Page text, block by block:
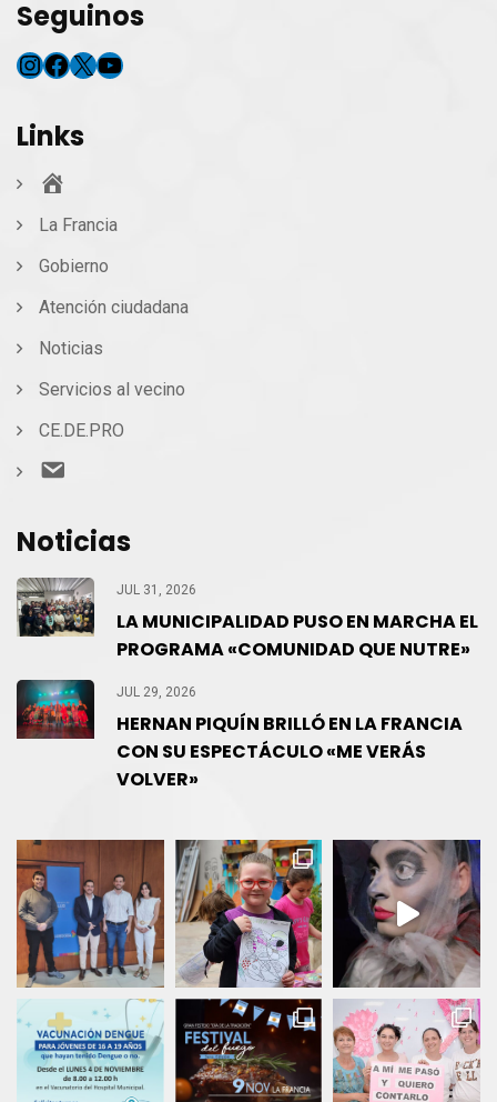
Seguinos
Instagram
Facebook
X YouTube
Links
La Francia
Gobierno
Atención ciudadana
Noticias
Servicios al vecino
CE.DE.PRO
Noticias
JUL 31, 2026
LA MUNICIPALIDAD PUSO EN MARCHA EL
PROGRAMA «COMUNIDAD QUE NUTRE»
JUL 29, 2026
HERNAN PIQUÍN BRILLÓ EN LA FRANCIA
CON SU ESPECTÁCULO «ME VERÁS
VOLVER»